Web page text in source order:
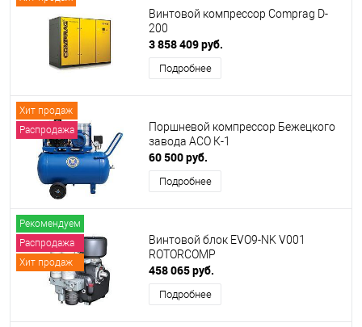
Винтовой компрессор Comprag D-
200
3 858 409 руб.
Подробнее
Хит продаж
Распродажа
Поршневой компрессор Бежецкого
завода АСО К-1
60 500 руб.
Подробнее
Рекомендуем
Распродажа
Хит продаж
Винтовой блок EVO9-NK V001
ROTORCOMP
458 065 руб.
Подробнее